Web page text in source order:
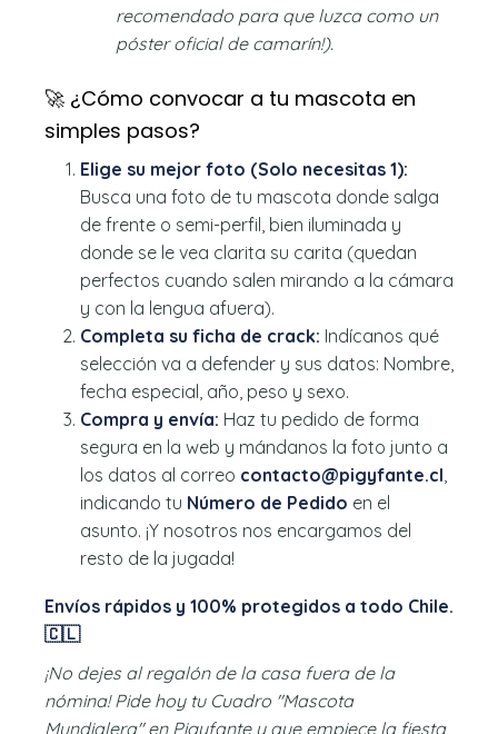
recomendado para que luzca como un
póster oficial de camarín!).
🚀 ¿Cómo convocar a tu mascota en
simples pasos?
Elige su mejor foto (Solo necesitas 1):
Busca una foto de tu mascota donde salga
de frente o semi-perfil, bien iluminada y
donde se le vea clarita su carita (quedan
perfectos cuando salen mirando a la cámara
y con la lengua afuera).
Completa su ficha de crack: Indícanos qué
selección va a defender y sus datos: Nombre,
fecha especial, año, peso y sexo.
Compra y envía: Haz tu pedido de forma
segura en la web y mándanos la foto junto a
los datos al correo contacto@pigyfante.cl
indicando tu Número de Pedido en el
asunto. ¡Y nosotros nos encargamos del
resto de la jugada!
Envíos rápidos y 100% protegidos a todo Chile.
🇨🇱
¡No dejes al regalón de la casa fuera de la
nómina! Pide hoy tu Cuadro "Mascota
Mundialera" en Pigyfante y que empiece la fiesta